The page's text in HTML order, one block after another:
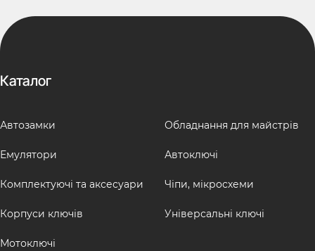
Каталог
Автозамки
Емулятори
Комплектуючі та аксесуари
Корпуси ключів
Мотоключі
Обладнання для майстрів
Автоключі
Чіпи, мікросхеми
Універсальні ключі